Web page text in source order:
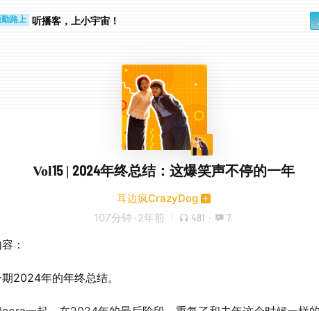
路上 听播客，上小宇宙！
Vol15 | 2024年终总结：这爆笑声不停的一年
耳边疯CrazyDog
107分钟 · 2年前 481 · 7
：
2024年的年终总结。